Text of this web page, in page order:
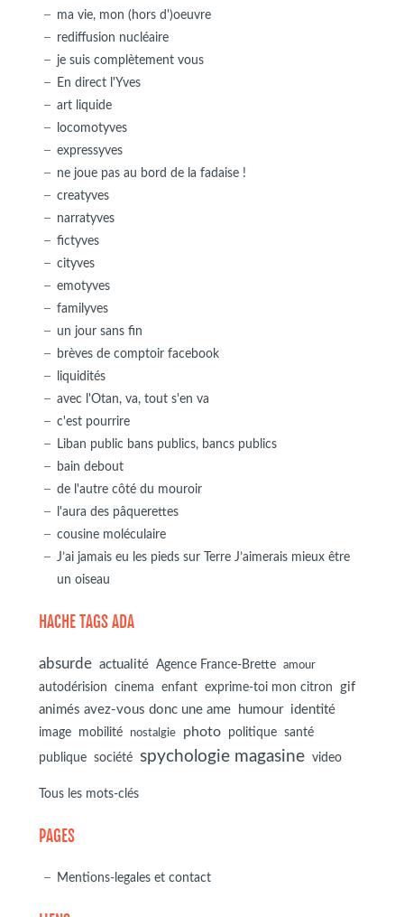
ma vie, mon (hors d')oeuvre
rediffusion nucléaire
je suis complètement vous
En direct l'Yves
art liquide
locomotyves
expressyves
ne joue pas au bord de la fadaise !
creatyves
narratyves
fictyves
cityves
emotyves
familyves
un jour sans fin
brèves de comptoir facebook
liquidités
avec l'Otan, va, tout s'en va
c'est pourrire
Liban public bans publics, bancs publics
bain debout
de l'autre côté du mouroir
l'aura des pâquerettes
cousine moléculaire
J’ai jamais eu les pieds sur Terre J’aimerais mieux être
un oiseau
HACHE TAGS ADA
absurde actualité Agence France-Brette amour
autodérision cinema enfant exprime-toi mon citron
gif
animés avez-vous donc une ame
humour identité
image mobilité nostalgie photo politique
santé
publique
société spychologie magasine video
Tous les mots-clés
PAGES
Mentions-legales et contact